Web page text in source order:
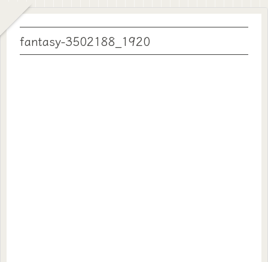
fantasy-3502188_1920